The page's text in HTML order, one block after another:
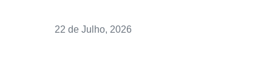
22 de Julho, 2026